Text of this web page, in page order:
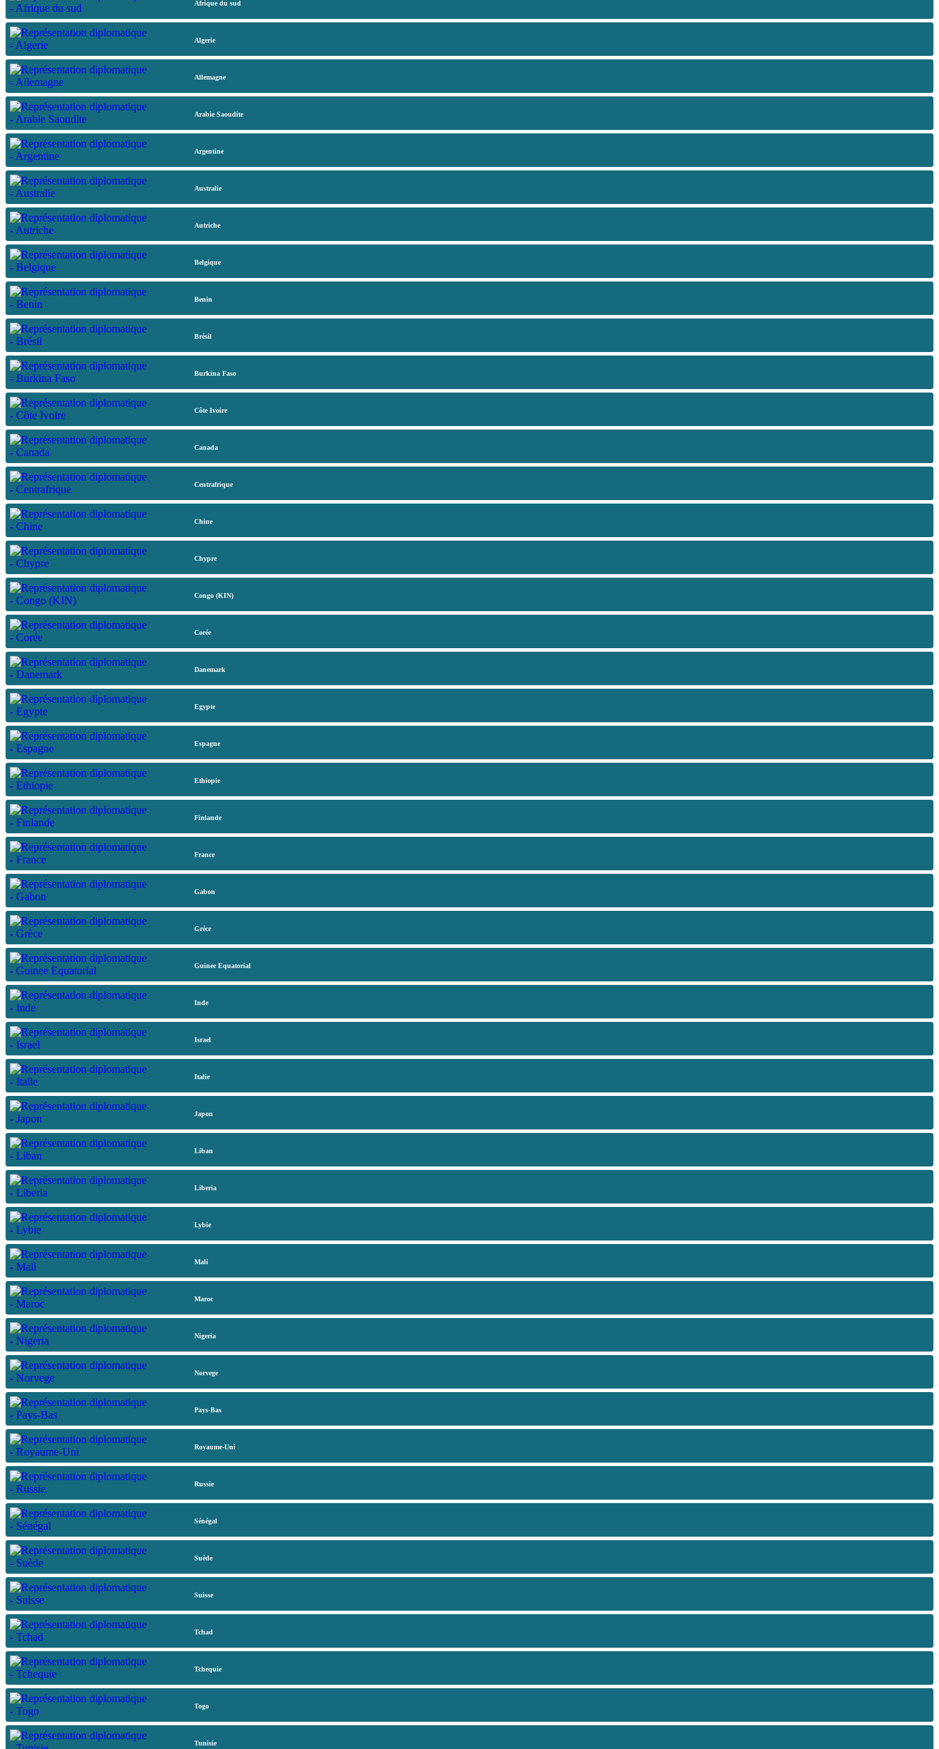
Afrique du sud
Algerie
Allemagne
Arabie Saoudite
Argentine
Australie
Autriche
Belgique
Benin
Brésil
Burkina Faso
Côte Ivoire
Canada
Centrafrique
Chine
Chypre
Congo (KIN)
Corée
Danemark
Egypte
Espagne
Ethiopie
Finlande
France
Gabon
Grèce
Guinee Equatorial
Inde
Israel
Italie
Japon
Liban
Liberia
Lybie
Mali
Maroc
Nigeria
Norvege
Pays-Bas
Royaume-Uni
Russie
Sénégal
Suède
Suisse
Tchad
Tchequie
Togo
Tunisie